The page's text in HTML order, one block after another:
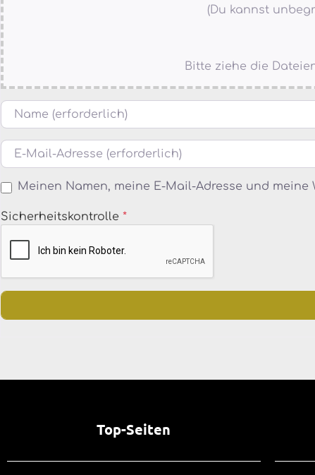
(Du kannst
Bitte ziehe die
Name
E-Mail
Meinen Namen, meine E-Mail-Adresse und
Sicherheitskontrolle *
Top-Seiten